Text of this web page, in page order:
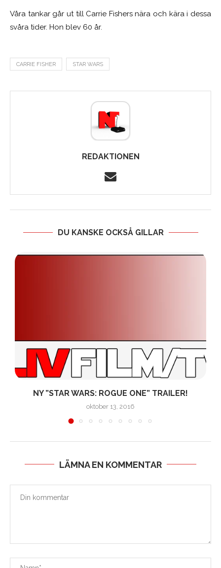
Våra tankar går ut till Carrie Fishers nära och kära i dessa
svåra tider. Hon blev 60 år.
CARRIE FISHER STAR WARS
REDAKTIONEN
DU KANSKE OCKSÅ GILLAR
NY ”STAR WARS: ROGUE ONE” TRAILER!
oktober 13, 2016
LÄMNA EN KOMMENTAR